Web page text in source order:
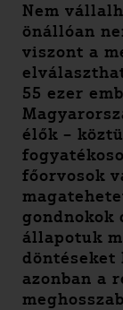
Nem
önállóan
viszont a
55 ezer
élők –
főorvosok
gondnokok
állapotuk
döntéseket
azonban a